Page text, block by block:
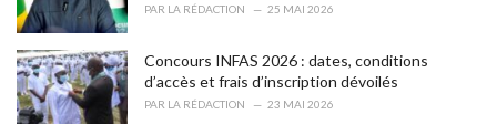
PAR LA RÉDACTION 25 MAI 2026
Concours INFAS 2026 : dates, conditions
d’accès et frais d’inscription dévoilés
PAR LA RÉDACTION 23 MAI 2026